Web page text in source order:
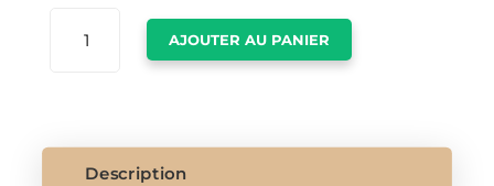
AJOUTER AU PANIER
Description